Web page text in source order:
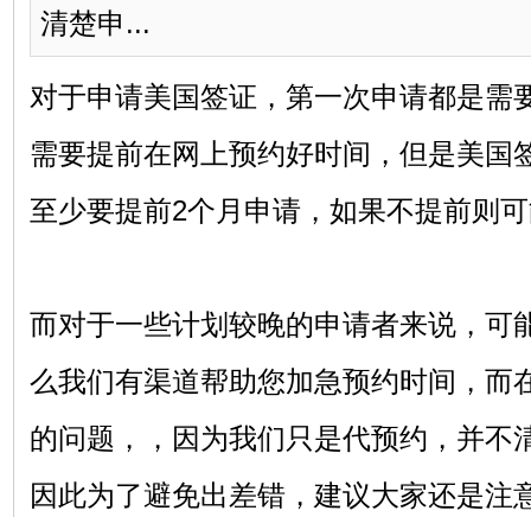
清楚申...
对于申请美国签证，第一次申请都是需
需要提前在网上预约好时间，但是美国
至少要提前2个月申请，如果不提前则
而对于一些计划较晚的申请者来说，可
么我们有渠道帮助您加急预约时间，而
的问题，，因为我们只是代预约，并不
因此为了避免出差错，建议大家还是注